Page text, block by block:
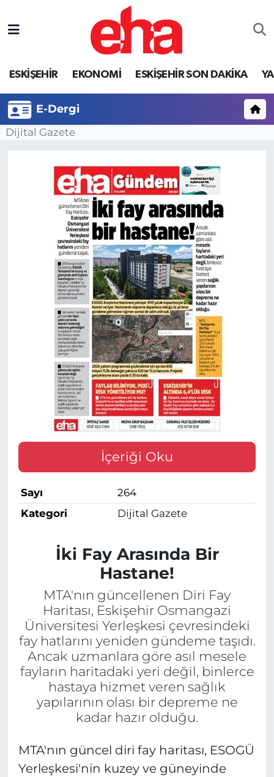
ESKİŞEHİR EKONOMİ ESKİŞEHİR SON DAKİKA
E-Dergi
Dijital Gazete
İçeriği Oku
Sayı
264
Kategori
Dijital Gazete
İki Fay Arasında Bir
Hastane!
MTA'nın güncellenen Diri Fay
Haritası, Eskişehir Osmangazi
Üniversitesi Yerleşkesi çevresindeki
fay hatlarını yeniden gündeme taşıdı.
Ancak uzmanlara göre asıl mesele
fayların haritadaki yeri değil, binlerce
hastaya hizmet veren sağlık
yapılarının olası bir depreme ne
kadar hazır olduğu.
MTA'nın güncel diri fay haritası, ESOGÜ
Yerleşkesi'nin kuzey ve güneyinde